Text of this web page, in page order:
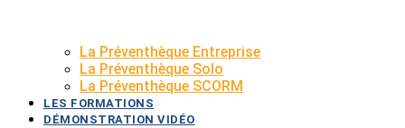
La Préventhèque Entreprise
La Préventhèque Solo
La Préventhèque SCORM
LES FORMATIONS
DÉMONSTRATION VIDÉO